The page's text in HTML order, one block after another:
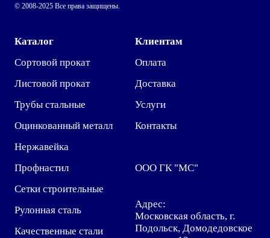
© 2008-2025 Все права защищены.
Каталог
Сортовой прокат
Листовой прокат
Трубы стальные
Оцинкованный металл
Нержавейка
Профнастил
Сетки строительные
Рулонная сталь
Качественные стали
Клиентам
Оплата
Доставка
Услуги
Контакты
ООО ГК "МС"
Адрес:
Московская область, г.
Подольск, Домодедовское